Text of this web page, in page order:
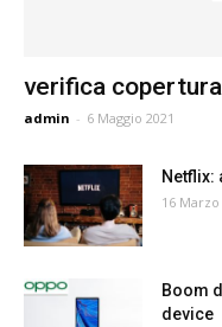
verifica
admin - 6 Maggio 2021
16 Marzo
Boom
device